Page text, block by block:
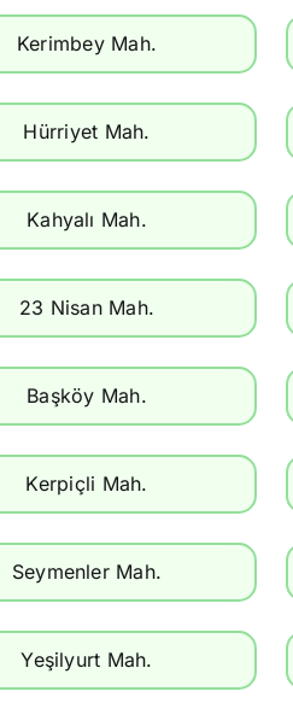
Kerimbey Mah.
Hürriyet Mah.
Kahyalı Mah.
23 Nisan Mah.
Başköy Mah.
Kerpiçli Mah.
Seymenler Mah.
Yeşilyurt Mah.